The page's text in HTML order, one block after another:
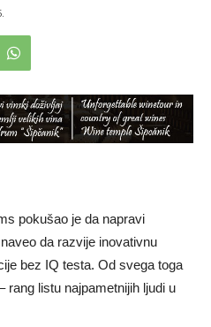
pokušao je da napravi
da razvije inovativnu
bez IQ testa. Od svega toga
rang listu najpametnijih ljudi u